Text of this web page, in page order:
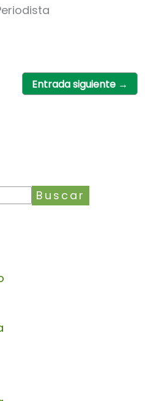
Entrada siguiente →
Buscar